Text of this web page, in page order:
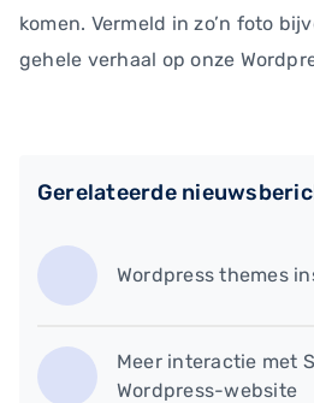
komen. Vermeld in zo’n foto
gehele verhaal op onze
Gerelateerde
Wordpress themes
Meer interactie met
Wordpress-website